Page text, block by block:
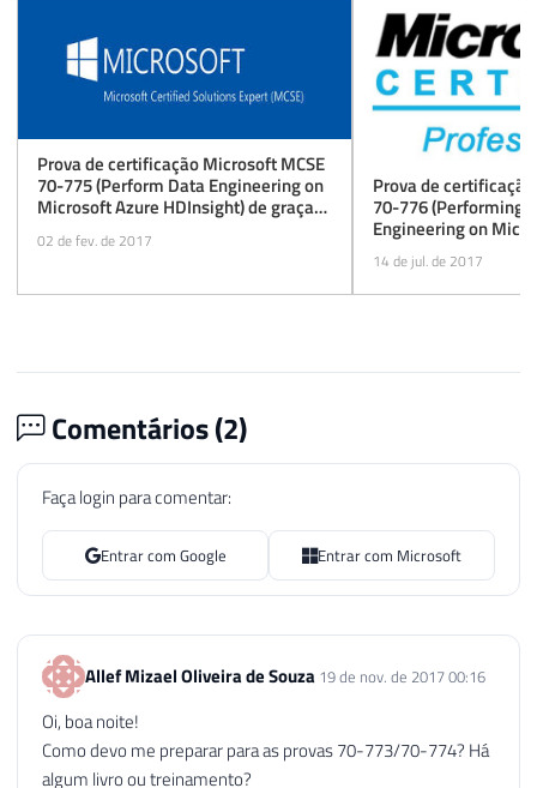
Prova de certificação Microsoft MCSE
70-775 (Perform Data Engineering on
Microsoft Azure HDInsight) de graça
(beta) até 31/03/2017
02 de fev. de 2017
Prova de
70-776 (Performing
Engineering on
Services) de graça
08/09/2017
14 de jul. de 2017
Comentários (2)
Faça login para comentar:
Entrar com Google Entrar com Microsoft
Allef Mizael Oliveira de Souza 19 de nov. de 2017 00:16
Oi, boa noite!
Como devo me preparar para as provas 70-773/70-774? Há
algum livro ou treinamento?